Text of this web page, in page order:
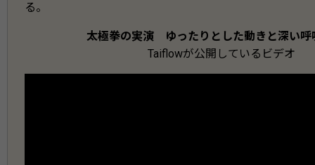
る。
太極拳の実演 ゆったりとした動きと深い呼
Taiflowが公開しているビデオ